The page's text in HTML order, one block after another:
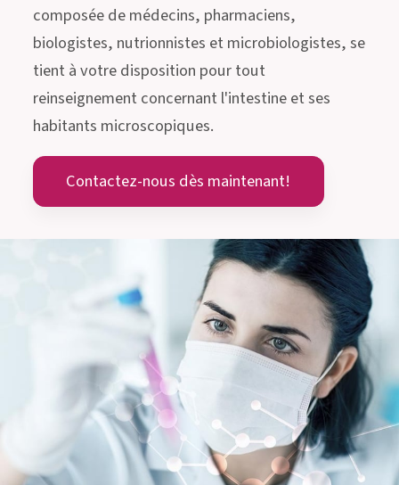
composée de médecins, pharmaciens,
biologistes, nutrionnistes et microbiologistes, se
tient à votre disposition pour tout
reinseignement concernant l'intestine et ses
habitants microscopiques.
Contactez-nous dès maintenant!